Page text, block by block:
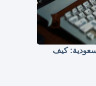
كيف